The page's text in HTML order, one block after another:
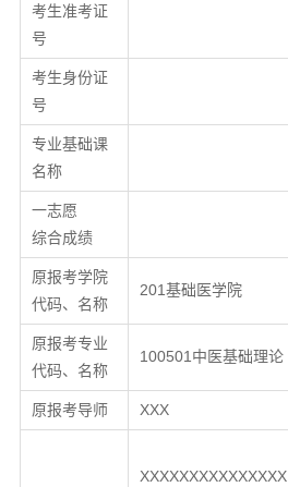
考生准考证
号
考生身份证
号
专业基础课
名称
一志愿
综合成绩
原报考学院
代码、名称
201基础医学院
原报考专业
代码、名称
100501中医基础理论
原报考导师 XXX
XXXXXXXXXXXXXXX